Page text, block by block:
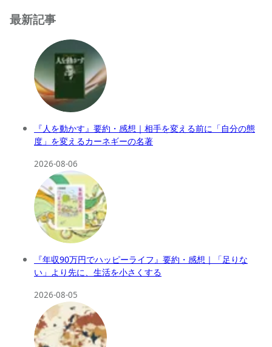
最新記事
『人を動かす』要約・感想｜相手を変える前に「自分の態
度」を変えるカーネギーの名著
2026-08-06
『年収90万円でハッピーライフ』要約・感想｜「足りな
い」より先に、生活を小さくする
2026-08-05